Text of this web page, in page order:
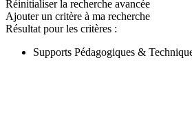
Réinitialiser la recherche avancée
Ajouter un critère à ma recherche
Résultat pour les critères :
Supports Pédagogiques &